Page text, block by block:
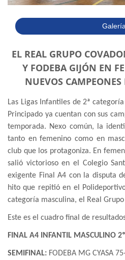
Galería
EL REAL GRUPO
Y FODEBA GIJÓN EN
NUEVOS CAMPEONES
Las Ligas Infantiles de 2ª
Principado ya cuentan con sus
temporada. Nexo común, la
tanto en femenino como en
club que los protagoniza. En
salió victorioso en el Colegio
exigente Final A4 con la disputa
hito que repitió en el
categoría masculina, el Real
Este es el cuadro final de
FINAL A4 INFANTIL MASCULINO 2º
SEMIFINAL: FODEBA MG CYASA